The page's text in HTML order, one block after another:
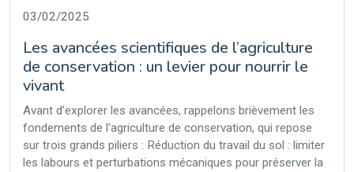
03/02/2025
Les avancées scientifiques de l’agriculture
de conservation : un levier pour nourrir le
vivant
Avant d’explorer les avancées, rappelons brièvement les
fondements de l’agriculture de conservation, qui repose
sur trois grands piliers : Réduction du travail du sol : limiter
les labours et perturbations mécaniques pour préserver la